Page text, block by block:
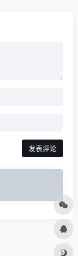
发表评论